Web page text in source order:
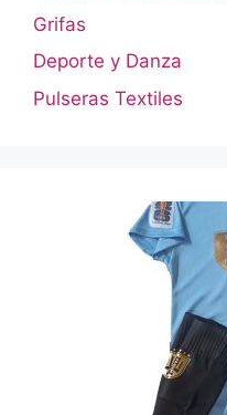
Grifas
Deporte y Danza
Pulseras Textiles